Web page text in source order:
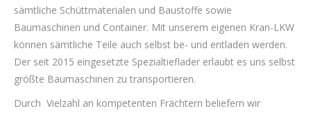
sämtliche Schüttmaterialen und Baustoffe sowie
Baumaschinen und Container. Mit unserem eigenen Kran-LKW
können sämtliche Teile auch selbst be- und entladen werden.
Der seit 2015 eingesetzte Spezialtieflader erlaubt es uns selbst
größte Baumaschinen zu transportieren.
Durch Vielzahl an kompetenten Frächtern beliefern wir